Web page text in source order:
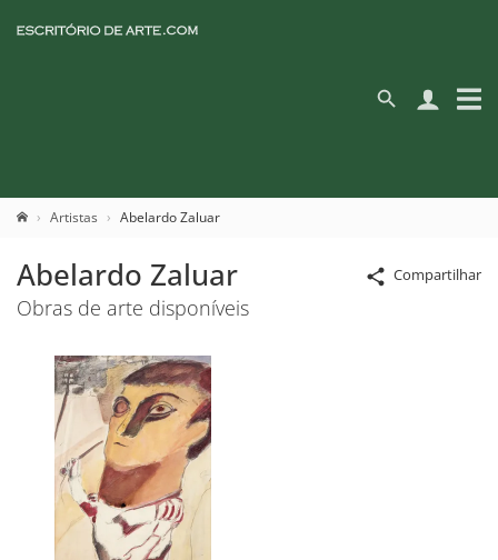
Artistas Abelardo Zaluar
Compartilhar
Abelardo Zaluar
Obras de arte disponíveis